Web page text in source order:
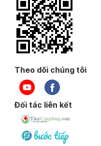
Theo dõi chúng tôi
Đối tác liên kết